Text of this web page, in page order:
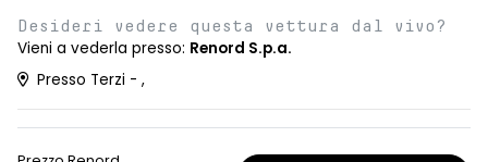
Desideri vedere questa vettura dal vivo?
Vieni a vederla presso: Renord S.p.a.
Presso Terzi - ,